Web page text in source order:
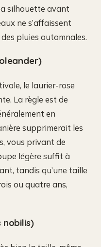
silhouette avant
ne s’affaissent
pluies automnales.
le laurier-rose
La règle est de
en
supprimerait les
vous privant de
légère suffit à
tandis qu’une taille
ou quatre ans,
nobilis)